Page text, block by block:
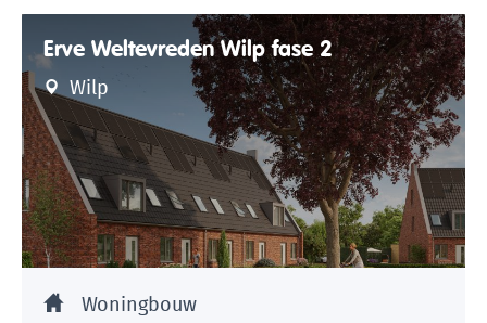
Erve Weltevreden Wilp fase 2
Wilp
Woningbouw